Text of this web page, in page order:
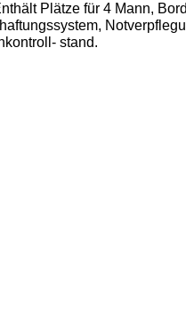
Plätze für 4 Mann,
stand.